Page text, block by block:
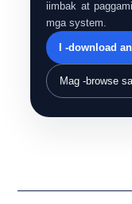
iimbak at
mga system.
I -download
Mag -browse